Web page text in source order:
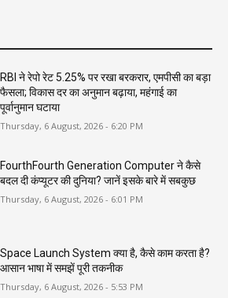
RBI ने रेपो रेट 5.25% पर रखा बरकरार, एमपीसी का बड़ा
फैसला; विकास दर का अनुमान बढ़ाया, महंगाई का
पूर्वानुमान घटाया
Thursday, 6 August, 2026 - 6:20 PM
FourthFourth Generation Computer ने कैसे
बदल दी कंप्यूटर की दुनिया? जानें इसके बारे में सबकुछ
Thursday, 6 August, 2026 - 6:01 PM
Space Launch System क्या है, कैसे काम करता है?
आसान भाषा में समझें पूरी तकनीक
Thursday, 6 August, 2026 - 5:53 PM